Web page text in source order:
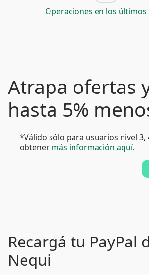
Operaciones en los últimos
Atrapa ofertas
hasta 5%
*Válido sólo para usuarios nivel 3,
obtener más información aquí.
Recargá tu PayPal
Nequi